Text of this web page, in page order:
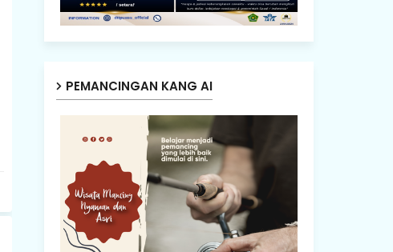
PEMANCINGAN KANG AI